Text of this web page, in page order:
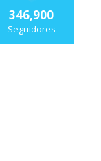
346,900
Seguidores